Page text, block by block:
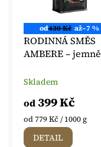
od430 Kč až–7 %
RODINNÁ SMĚS
AMBERE – jemně
Arabika
Skladem
od 399 Kč
Měrná
cena:
od 779 Kč / 1000 g
DETAIL